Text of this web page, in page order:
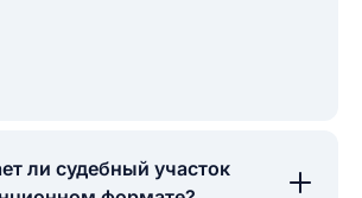
ли судебный участок